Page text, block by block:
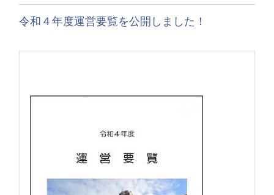
令和４年度運営要覧を公開しました！